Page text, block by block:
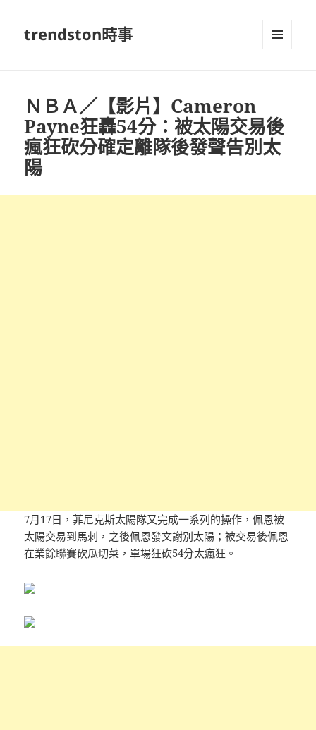
trendston時事
ＮＢＡ／【影片】Cameron
Payne狂轟54分：被太陽交易後
瘋狂砍分確定離隊後發聲告別太
陽
7月17日，菲尼克斯太陽隊又完成一系列的操作，佩恩被
太陽交易到馬刺，之後佩恩發文謝別太陽；被交易後佩恩
在業餘聯賽砍瓜切菜，單場狂砍54分太瘋狂。